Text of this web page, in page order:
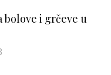
i grčeve u